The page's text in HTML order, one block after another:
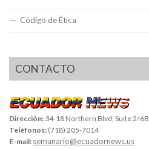
Código de Ética
CONTACTO
Dirección: 34-18 Northern Blvd, Suite 2/
Teléfonos: (718) 205-7014
E-mail: semanario@ecuadornews.us